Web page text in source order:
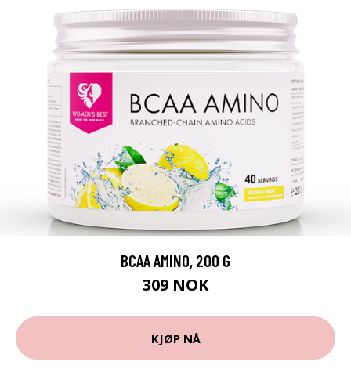
BCAA AMINO, 200 G
309 NOK
KJØP NÅ